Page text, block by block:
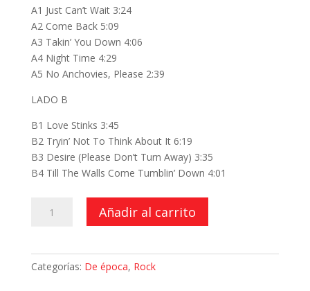
A1 Just Can’t Wait 3:24
A2 Come Back 5:09
A3 Takin’ You Down 4:06
A4 Night Time 4:29
A5 No Anchovies, Please 2:39
LADO B
B1 Love Stinks 3:45
B2 Tryin’ Not To Think About It 6:19
B3 Desire (Please Don’t Turn Away) 3:35
B4 Till The Walls Come Tumblin’ Down 4:01
Añadir al carrito
Categorías: De época, Rock